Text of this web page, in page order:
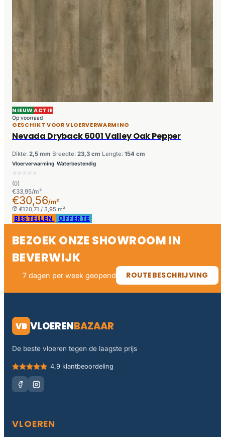
NIEUWACTIE
Op voorraad
GESCHIKT VOOR VLOERVERWARMING
Nevada Dryback 6001 Valley Oak Pepper
Dikte: 2,5 mm Breedte: 23,3 cm Lengte: 154 cm
Vloerverwarming Waterbestendig
(0)
€33,95/m²
€30,56/m²
€120,71 / 3,95 m²
BESTELLEN OFFERTE
BEZOEK ONZE SHOWROOM IN
BEVERWIJK
7 dagen per week geopend ROUTEBESCHRIJVING
VB VLOERENBAZAAR
De beste vloeren tegen de laagste prijs
4,9 klantbeoordeling
VLOEREN